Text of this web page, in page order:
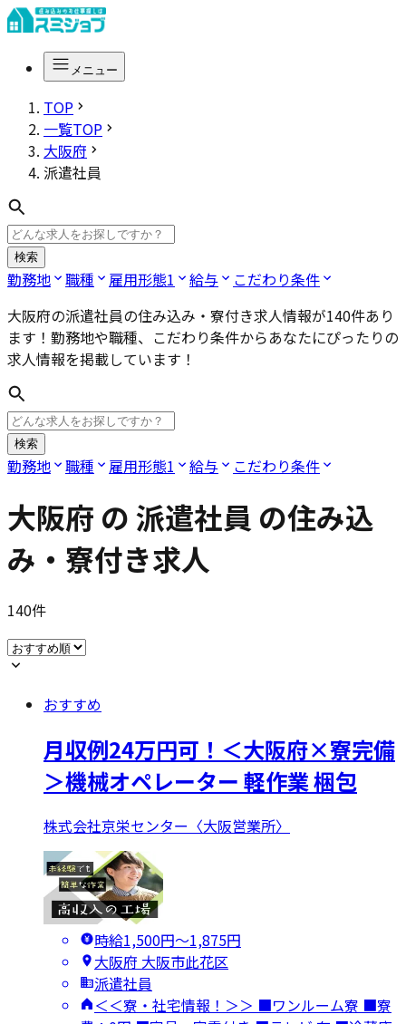
メニュー
TOP
一覧TOP
大阪府
派遣社員
検索
勤務地 職種 雇用形態1 給与
こだわり条件
大阪府の派遣社員の住み込み・寮付き求人情報が140件あり
ます！勤務地や職種、こだわり条件からあなたにぴったりの
求人情報を掲載しています！
検索
勤務地 職種 雇用形態1 給与 こだわり条件
大阪府 の派遣社員 の住み込
み・寮付き求人
140件
おすすめ
月収例24万円可！＜大阪府×寮完備
＞機械オペレーター 軽作業 梱包
株式会社京栄センター〈大阪営業所〉
時給1,500円〜1,875円
大阪府 大阪市此花区
派遣社員
＜＜寮・社宅情報！＞＞ ■ワンルーム寮 ■寮